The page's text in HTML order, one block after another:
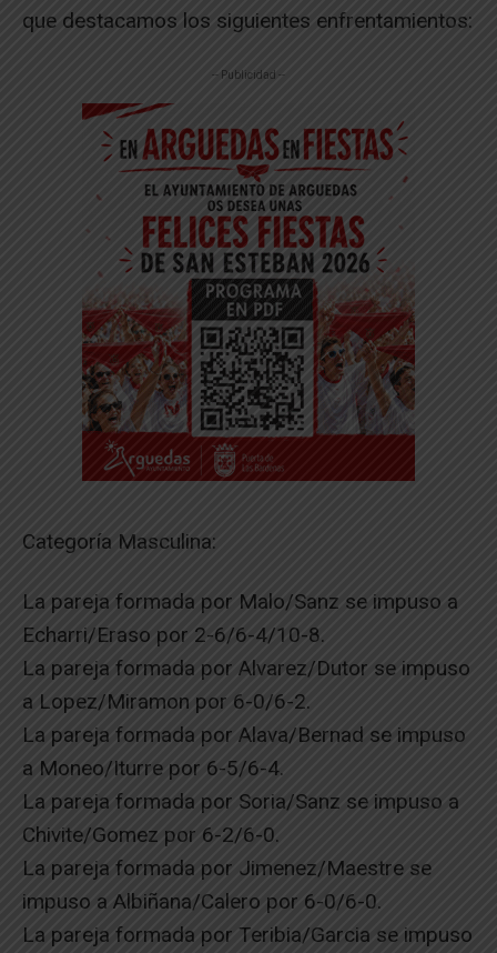
que destacamos los siguientes enfrentamientos:
-- Publicidad --
Categoría Masculina:
La pareja formada por Malo/Sanz se impuso a
Echarri/Eraso por 2-6/6-4/10-8.
La pareja formada por Alvarez/Dutor se impuso
a Lopez/Miramon por 6-0/6-2.
La pareja formada por Alava/Bernad se impuso
a Moneo/Iturre por 6-5/6-4.
La pareja formada por Soria/Sanz se impuso a
Chivite/Gomez por 6-2/6-0.
La pareja formada por Jimenez/Maestre se
impuso a Albiñana/Calero por 6-0/6-0.
La pareja formada por Teribia/Garcia se impuso